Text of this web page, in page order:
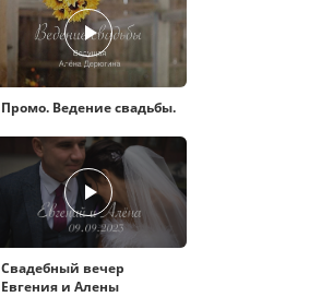
Промо. Ведение свадьбы.
Свадебный вечер
Евгения и Алены